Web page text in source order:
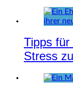
Tipps für
Stress